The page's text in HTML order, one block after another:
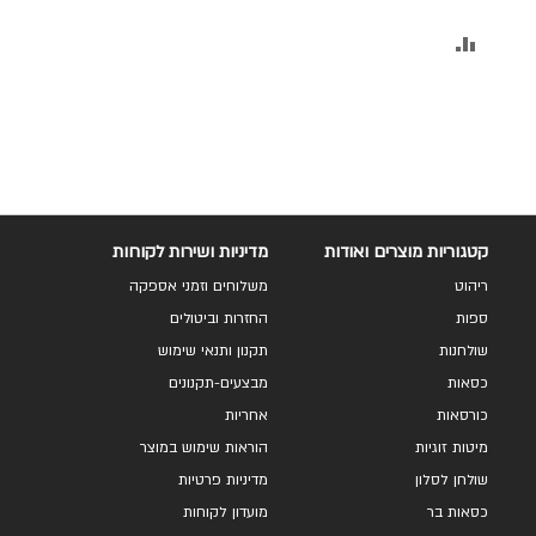
קטגוריות מוצרים ואודות
ריהוט
ספות
שולחנות
כסאות
כורסאות
מיטות זוגיות
שולחן לסלון
כסאות בר
מדיניות ושירות לקוחות
משלוחים וזמני אספקה
החזרות וביטולים
תקנון ותנאי שימוש
מבצעים-תקנונים
אחריות
הוראות שימוש במוצר
מדיניות פרטיות
מועדון לקוחות